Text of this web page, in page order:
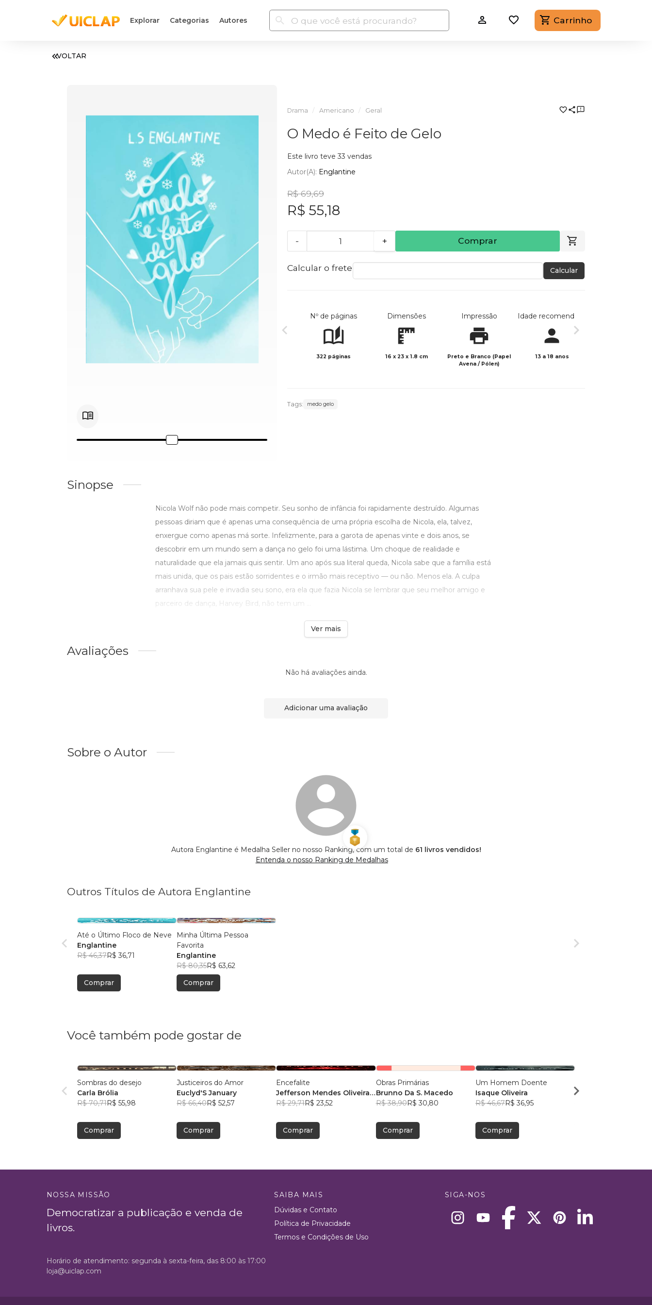
Explorar Categorias Autores Carrinho
VOLTAR
Drama Americano Geral
O Medo é Feito de Gelo
Este livro teve 33 vendas
Autor(a): Englantine
R$ 69,69
R$ 55,18
- + Comprar
Calcular o frete Calcular
Nº de páginas
322 páginas
Dimensões
16 x 23 x 1.8 cm
Impressão
Preto e Branco (Papel
Avena / Pólen)
Idade recomendada
13 a 18 anos
Tags: medo gelo
Sinopse
Nicola Wolf não pode mais competir. Seu sonho de infância foi rapidamente destruído. Algumas
pessoas diriam que é apenas uma consequência de uma própria escolha de Nicola, ela, talvez,
enxergue como apenas má sorte. Infelizmente, para a garota de apenas vinte e dois anos, se
descobrir em um mundo sem a dança no gelo foi uma lástima. Um choque de realidade e
naturalidade que ela jamais quis sentir. Um ano após sua literal queda, Nicola sabe que a família está
mais unida, que os pais estão sorridentes e o irmão mais receptivo — ou não. Menos ela. A culpa
arranhava sua pele e invadia seu sono, era ela que fazia Nicola se lembrar que seu melhor amigo e
parceiro de dança, Harvey Bird, não tem um ...
Ver mais
Avaliações
Não há avaliações ainda.
Adicionar uma avaliação
Sobre o Autor
Autora Englantine é Medalha Seller no nosso Ranking, com um total de 61 livros vendidos!
Entenda o nosso Ranking de Medalhas
Outros Títulos de Autora Englantine
Até o Último Floco de Neve
Englantine
R$ 46,37R$ 36,71
Comprar
Minha Última Pessoa
Favorita
Englantine
R$ 80,35R$ 63,62
Comprar
Você também pode gostar de
Sombras do desejo
Carla Brólia
R$ 70,71R$ 55,98
Comprar
Justiceiros do Amor
Euclyd'S January
R$ 66,40R$ 52,57
Comprar
Encefalite
Jefferson Mendes Oliveira
Silva
R$ 29,71R$ 23,52
Comprar
Obras Primárias
Brunno Da S. Macedo
R$ 38,90R$ 30,80
Comprar
Um Homem Doente
Isaque Oliveira
R$ 46,67R$ 36,95
Comprar
Diego G. Garcia
NOSSA MISSÃO
Democratizar a publicação e venda de
livros.
SAIBA MAIS
Dúvidas e Contato
Política de Privacidade
Termos e Condições de Uso
SIGA-NOS
Horário de atendimento: segunda à sexta-feira, das 8:00 às 17:00
loja@uiclap.com